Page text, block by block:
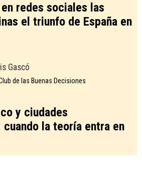
redes sociales las
el triunfo de España en
Gascó
de las Buenas Decisiones
y ciudades
la teoría entra en